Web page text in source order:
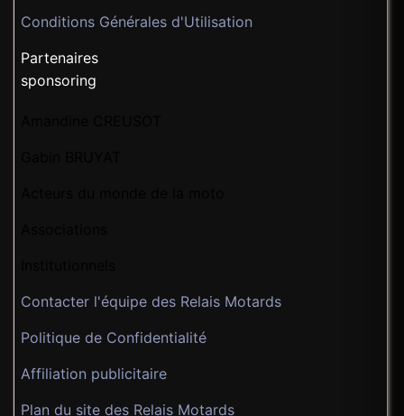
Conditions Générales d'Utilisation
Partenaires
sponsoring
Contacter l'équipe des Relais Motards
Politique de Confidentialité
Affiliation publicitaire
Plan du site des Relais Motards